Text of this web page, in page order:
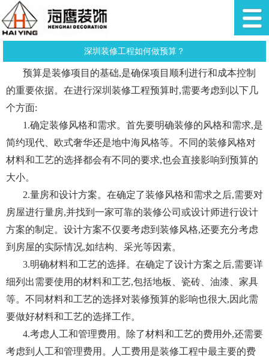
深圳装修工程如何做预算？
预算是装修项目的基础,是确保项目顺利进行和成本控制
的重要依据。在进行深圳装修工程预算时,需要考虑到以下几
个方面:
1.确定装修风格和需求。首先要明确装修的风格和需求,是
简约现代、欧式奢华还是地中海风格等。不同的装修风格对
材料和工艺的选择都会有不同的要求,也会直接影响到预算的
大小。
2.量房和设计方案。在确定了装修风格和需求之后,需要对
房屋进行量房,并找到一家可靠的装修公司或设计师进行设计
方案的制定。设计方案不仅要考虑到装修风格,还要充分考虑
到房屋的实际情况,如结构、采光等因素。
3.明确材料和工艺的选择。在确定了设计方案之后,需要详
细列出需要使用的材料和工艺,包括地板、瓷砖、油漆、家具
等。不同材料和工艺的选择对装修预算的影响也很大,因此需
要做好材料和工艺的选择工作。
4.考虑人工和管理费用。除了材料和工艺的费用外,还需要
考虑到人工和管理费用。人工费用是装修工程中最主要的费